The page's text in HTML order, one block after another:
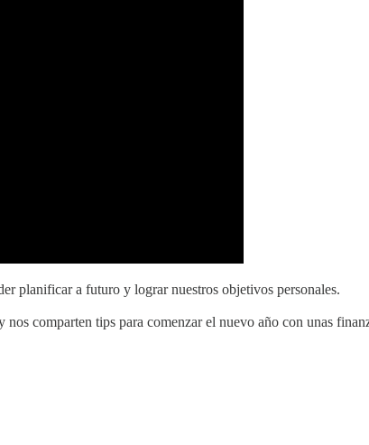
planificar a futuro y lograr nuestros objetivos personales.
comparten tips para comenzar el nuevo año con unas